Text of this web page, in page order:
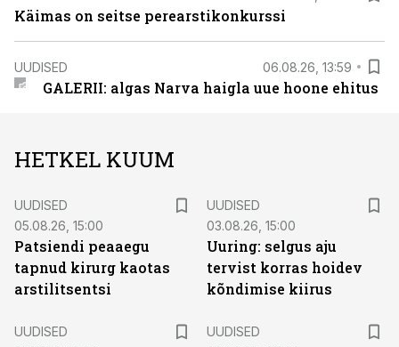
Käimas on seitse perearstikonkurssi
UUDISED 06.08.26, 13:59
GALERII: algas Narva haigla uue hoone ehitus
HETKEL KUUM
UUDISED
05.08.26, 15:00
Patsiendi peaaegu
tapnud kirurg kaotas
arstilitsentsi
UUDISED
03.08.26, 15:00
Uuring: selgus aju
tervist korras hoidev
kõndimise kiirus
UUDISED
UUDISED